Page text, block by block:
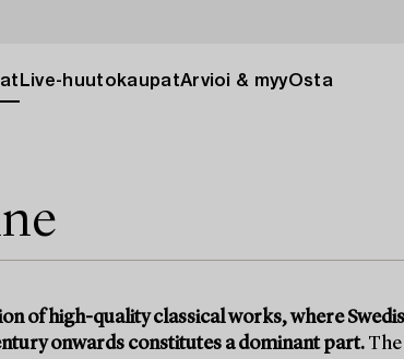
Live-huutokaupatArvioi & myyOsta
of high-quality classical works, where
onwards constitutes a dominant part.